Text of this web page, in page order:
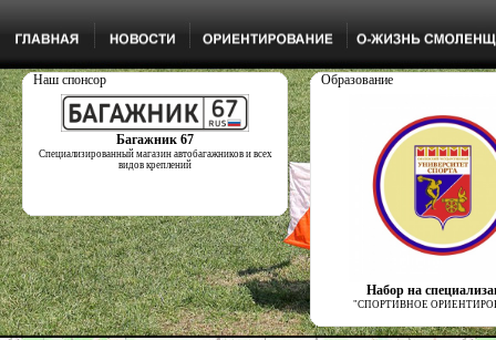
Наш спонсор
Багажник 67
Специализированный магазин автобагажников и всех
видов креплений
Образование
Набор на
"СПОРТИВНОЕ